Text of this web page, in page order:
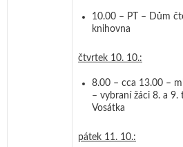
10.00 – PT – Dům
knihovna
čtvrtek 10. 10.:
8.00 – cca 13.00 –
– vybraní žáci 8. a
Vosátka
pátek 11. 10.: